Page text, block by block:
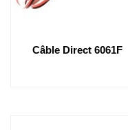
Câble Direct 6061F